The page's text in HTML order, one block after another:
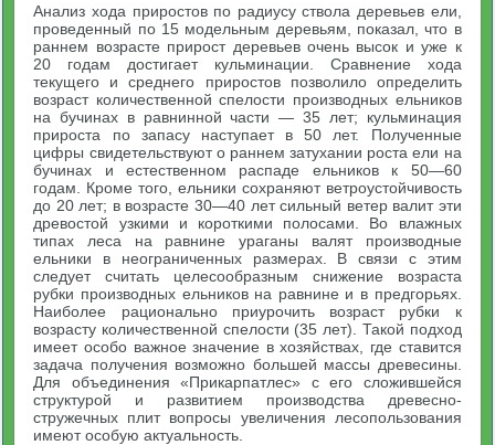
Анализ хода приростов по радиусу ствола деревьев ели,
проведенный по 15 модельным деревьям, показал, что в
раннем возрасте прирост деревьев очень высок и уже к
20 годам достигает кульминации. Сравнение хода
текущего и среднего приростов позволило определить
возраст количественной спелости производных ельников
на бучинах в равнинной части — 35 лет; кульминация
прироста по запасу наступает в 50 лет. Полученные
цифры свидетельствуют о раннем затухании роста ели на
бучинах и естественном распаде ельников к 50—60
годам. Кроме того, ельники сохраняют ветроустойчивость
до 20 лет; в возрасте 30—40 лет сильный ветер валит эти
древостой узкими и короткими полосами. Во влажных
типах леса на равнине ураганы валят производные
ельники в неограниченных размерах. В связи с этим
следует считать целесообразным снижение возраста
рубки производных ельников на равнине и в предгорьях.
Наиболее рационально приурочить возраст рубки к
возрасту количественной спелости (35 лет). Такой подход
имеет особо важное значение в хозяйствах, где ставится
задача получения возможно большей массы древесины.
Для объединения «Прикарпатлес» с его сложившейся
структурой и развитием производства древесно-
стружечных плит вопросы увеличения лесопользования
имеют особую актуальность.